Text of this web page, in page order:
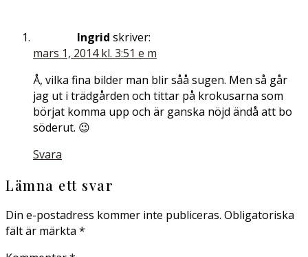
Ingrid skriver:
mars 1, 2014 kl. 3:51 e m
Å, vilka fina bilder man blir såå sugen. Men så går
jag ut i trädgården och tittar på krokusarna som
börjat komma upp och är ganska nöjd ändå att bo
söderut. 😉
Svara
Lämna ett svar
Din e-postadress kommer inte publiceras. Obligatoriska
fält är märkta *